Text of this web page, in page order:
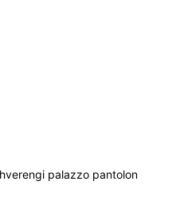
palazzo pantolon